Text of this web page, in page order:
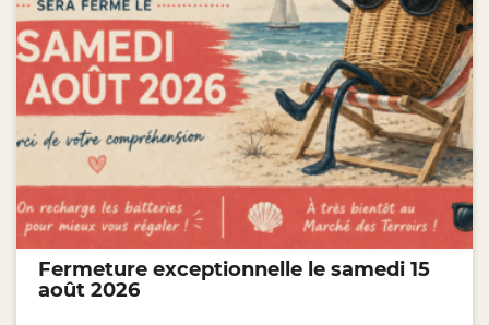
Fermeture exceptionnelle le samedi 15
août 2026